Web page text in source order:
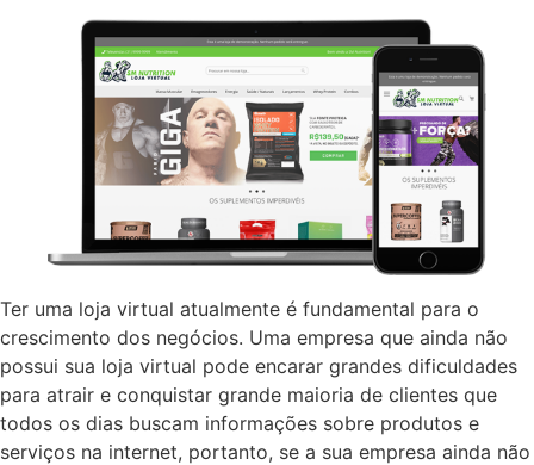
Ter uma loja virtual atualmente é fundamental para o
crescimento dos negócios. Uma empresa que ainda não
possui sua loja virtual pode encarar grandes dificuldades
para atrair e conquistar grande maioria de clientes que
todos os dias buscam informações sobre produtos e
serviços na internet, portanto, se a sua empresa ainda não